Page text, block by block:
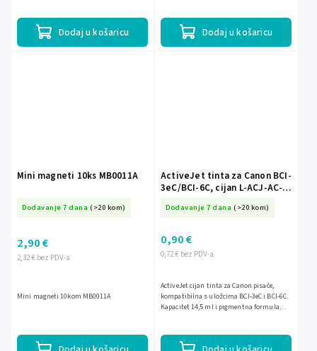
Dodaj u košaricu Dodaj u košaricu
Mini magneti 10ks MB0011A
Dodavanje 7 dana (>20 kom)
2,32 € bez PDV-a
2,90 €
Mini magneti 10kom MB0011A
ActiveJet tinta za Canon BCI-
3eC/BCI-6C, cijan L-ACJ-AC-
Dodavanje 7 dana (>20 kom)
0,72 € bez PDV-a
0,90 €
ActiveJet cijan tinta za Canon pisače,
kompatibilna s uložcima BCI-3eC i BCI-6C.
Kapacitet 14,5 ml i pigmentna formula